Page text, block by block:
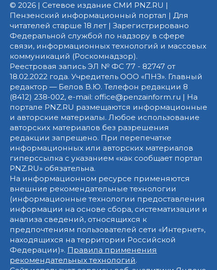
© 2026 | Сетевое издание СМИ PNZ.RU |
Пензенский информационный портал | Для
читателей старше 18 лет | Зарегистрировано
Федеральной службой по надзору в сфере
связи, информационных технологий и массовых
коммуникаций (Роскомнадзор).
Реестровая запись ЭЛ № ФС 77 - 82747 от
18.02.2022 года. Учредитель ООО «ПНЗ». Главный
редактор — Белов В.Ю. Телефон редакции 8
(8412) 238-002, e-mail: office@penzainform.ru | На
портале PNZ.RU размещаются информационные
и авторские материалы. Любое использование
авторских материалов без разрешения
редакции запрещено. При перепечатке
информационных или авторских материалов
гиперссылка с указанием «как сообщает портал
PNZ.RU» обязательна.
На информационном ресурсе применяются
внешние рекомендательные технологии
(информационные технологии предоставления
информации на основе сбора, систематизации и
анализа сведений, относящихся к
предпочтениям пользователей сети «Интернет»,
находящихся на территории Российской
Федерации)». Правила применения
рекомендательных технологий.